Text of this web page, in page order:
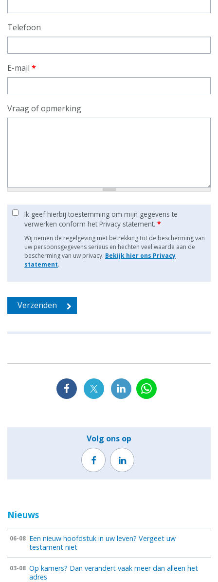
Telefoon
E-mail *
Vraag of opmerking
Ik geef hierbij toestemming om mijn gegevens te
verwerken conform het Privacy statement. *
Wij nemen de regelgeving met betrekking tot de bescherming van
uw persoonsgegevens serieus en hechten veel waarde aan de
bescherming van uw privacy. Bekijk hier ons Privacy
statement.
Volg ons op
Nieuws
06-08 Een nieuw hoofdstuk in uw leven? Vergeet uw
testament niet
03-08 Op kamers? Dan verandert vaak meer dan alleen het
adres